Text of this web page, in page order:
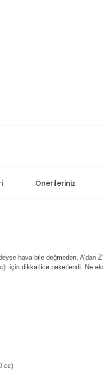
Önerileriniz
hava bile değmeden,
için dikkatlice paketlendi. Ne
cc)